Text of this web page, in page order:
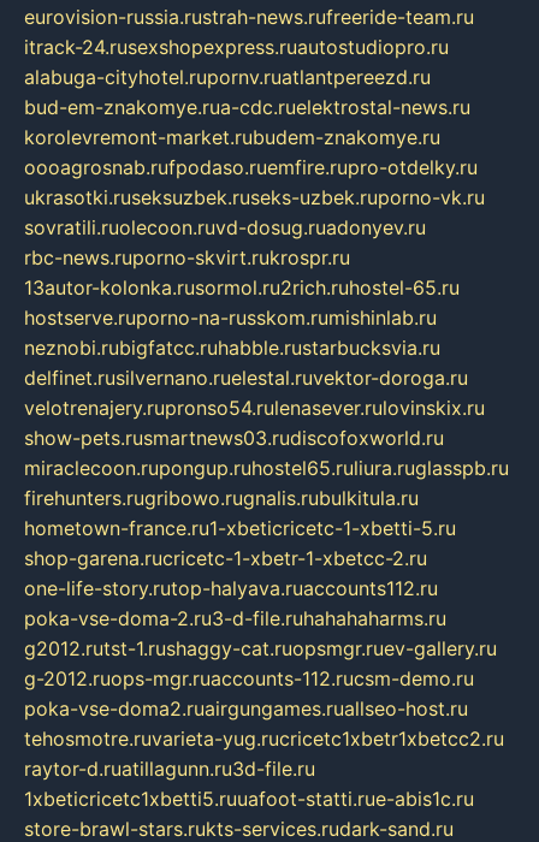
eurovision-russia.rustrah-news.rufreeride-team.ru
itrack-24.rusexshopexpress.ruautostudiopro.ru
alabuga-cityhotel.rupornv.ruatlantpereezd.ru
bud-em-znakomye.rua-cdc.ruelektrostal-news.ru
korolevremont-market.rubudem-znakomye.ru
oooagrosnab.rufpodaso.ruemfire.rupro-otdelky.ru
ukrasotki.ruseksuzbek.ruseks-uzbek.ruporno-vk.ru
sovratili.ruolecoon.ruvd-dosug.ruadonyev.ru
rbc-news.ruporno-skvirt.rukrospr.ru
13autor-kolonka.rusormol.ru2rich.ruhostel-65.ru
hostserve.ruporno-na-russkom.rumishinlab.ru
neznobi.rubigfatcc.ruhabble.rustarbucksvia.ru
delfinet.rusilvernano.ruelestal.ruvektor-doroga.ru
velotrenajery.rupronso54.rulenasever.rulovinskix.ru
show-pets.rusmartnews03.rudiscofoxworld.ru
miraclecoon.rupongup.ruhostel65.ruliura.ruglasspb.ru
firehunters.rugribowo.rugnalis.rubulkitula.ru
hometown-france.ru1-xbeticricetc-1-xbetti-5.ru
shop-garena.rucricetc-1-xbetr-1-xbetcc-2.ru
one-life-story.rutop-halyava.ruaccounts112.ru
poka-vse-doma-2.ru3-d-file.ruhahahaharms.ru
g2012.rutst-1.rushaggy-cat.ruopsmgr.ruev-gallery.ru
g-2012.ruops-mgr.ruaccounts-112.rucsm-demo.ru
poka-vse-doma2.ruairgungames.ruallseo-host.ru
tehosmotre.ruvarieta-yug.rucricetc1xbetr1xbetcc2.ru
raytor-d.ruatillagunn.ru3d-file.ru
1xbeticricetc1xbetti5.ruuafoot-statti.rue-abis1c.ru
store-brawl-stars.rukts-services.rudark-sand.ru